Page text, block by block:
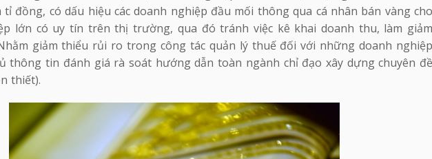
tỉ đồng, có dấu hiệu các doanh nghiệp đầu mối thông qua cá nhân bán vàng cho
lớn có uy tín trên thị trường, qua đó tránh việc kê khai doanh thu, làm giảm
giảm thiểu rủi ro trong công tác quản lý thuế đối với những doanh nghiệp
thông tin đánh giá rà soát hướng dẫn toàn ngành chỉ đạo xây dựng chuyên đề
thiết).